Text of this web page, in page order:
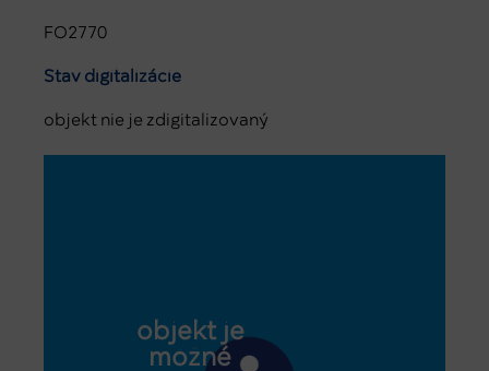
FO2770
Stav digitalizácie
objekt nie je zdigitalizovaný
objekt je
možné